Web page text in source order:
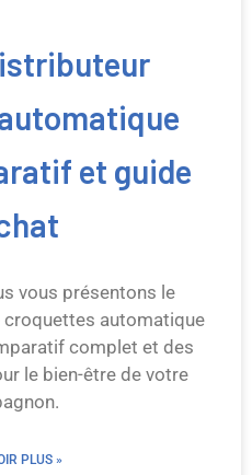
et guide
vous présentons le
automatique
complet et des
le bien-être de votre
PLUS »